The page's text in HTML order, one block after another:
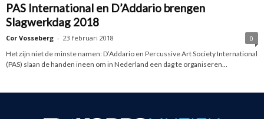
PAS International en D’Addario brengen
Slagwerkdag 2018
Cor Vosseberg - 23 februari 2018
0
Het zijn niet de minste namen: D’Addario en Percussive Art Society International
(PAS) slaan de handen ineen om in Nederland een dag te organiseren...